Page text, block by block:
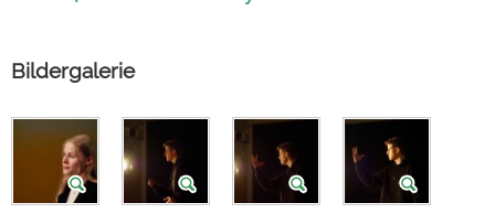
Bildergalerie